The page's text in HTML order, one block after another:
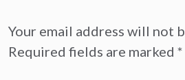
Your email address will not
Required fields are marked *